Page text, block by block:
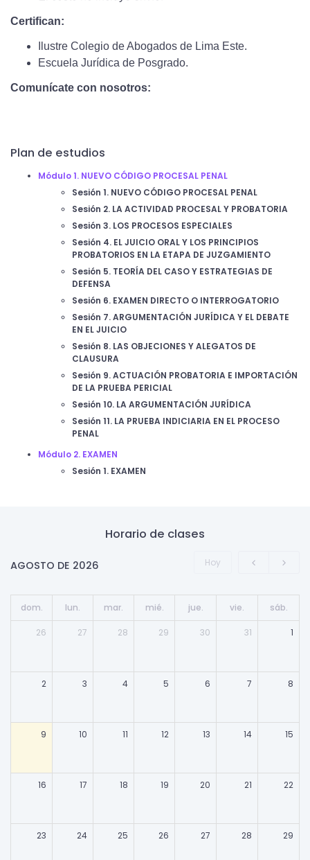
Certifican:
Ilustre Colegio de Abogados de Lima Este.
Escuela Jurídica de Posgrado.
Comunícate con nosotros:
Plan de estudios
Módulo 1. NUEVO CÓDIGO PROCESAL PENAL
Sesión 1. NUEVO CÓDIGO PROCESAL PENAL
Sesión 2. LA ACTIVIDAD PROCESAL Y PROBATORIA
Sesión 3. LOS PROCESOS ESPECIALES
Sesión 4. EL JUICIO ORAL Y LOS PRINCIPIOS
PROBATORIOS EN LA ETAPA DE JUZGAMIENTO
Sesión 5. TEORÍA DEL CASO Y ESTRATEGIAS DE
DEFENSA
Sesión 6. EXAMEN DIRECTO O INTERROGATORIO
Sesión 7. ARGUMENTACIÓN JURÍDICA Y EL DEBATE
EN EL JUICIO
Sesión 8. LAS OBJECIONES Y ALEGATOS DE
CLAUSURA
Sesión 9. ACTUACIÓN PROBATORIA E IMPORTACIÓN
DE LA PRUEBA PERICIAL
Sesión 10. LA ARGUMENTACIÓN JURÍDICA
Sesión 11. LA PRUEBA INDICIARIA EN EL PROCESO
PENAL
Módulo 2. EXAMEN
Sesión 1. EXAMEN
Horario de clases
AGOSTO DE 2026 Hoy
dom. lun. mar. mié. jue. vie. sáb.
26 27 28 29 30 31 1
2 3 4 5 6 7 8
9 10 11 12 13 14 15
16 17 18 19 20 21 22
23 24 25 26 27 28 29